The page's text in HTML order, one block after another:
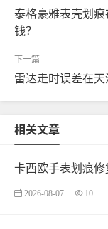
泰格豪雅表壳划
钱？
雷达走时误差在天
相关文章
卡西欧手表划痕
2026-08-07 10